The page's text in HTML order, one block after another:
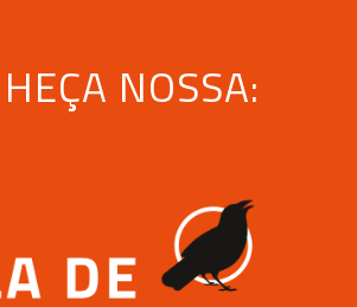
NOSSA: